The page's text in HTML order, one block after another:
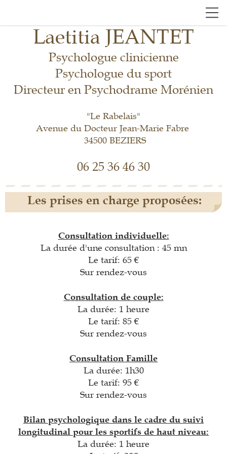
Laetitia JEANTET
Psychologue clinicienne
Psychologue du sport
Directeur en Psychodrame Morénien
"Le Rabelais"
Avenue du Docteur Jean-Marie Fabre
34500 BEZIERS
06 25 36 46 30
Les prises en charge proposées:
Consultation individuelle:
La durée d'une consultation : 45 mn
Le tarif: 65 €
Sur rendez-vous
Consultation de couple:
La durée: 1 heure
Le tarif: 85 €
Sur rendez-vous
Consultation Famille
La durée: 1h30
Le tarif: 95 €
Sur rendez-vous
Bilan psychologique dans le cadre du suivi
longitudinal pour les sportifs de haut niveau:
La durée: 1 heure